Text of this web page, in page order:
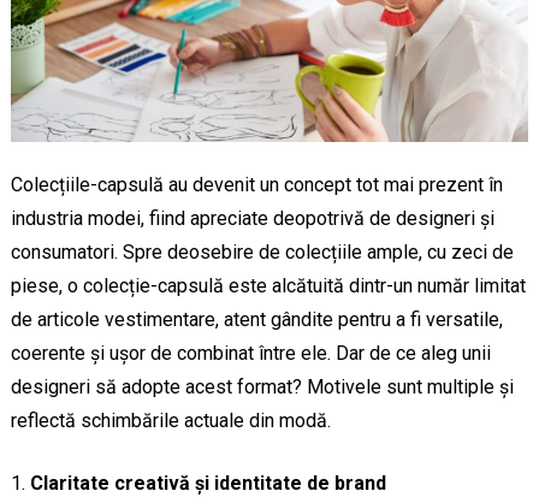
Colecțiile-capsulă au devenit un concept tot mai prezent în
industria modei, fiind apreciate deopotrivă de designeri și
consumatori. Spre deosebire de colecțiile ample, cu zeci de
piese, o colecție-capsulă este alcătuită dintr-un număr limitat
de articole vestimentare, atent gândite pentru a fi versatile,
coerente și ușor de combinat între ele. Dar de ce aleg unii
designeri să adopte acest format? Motivele sunt multiple și
reflectă schimbările actuale din modă.
Claritate creativă și identitate de brand